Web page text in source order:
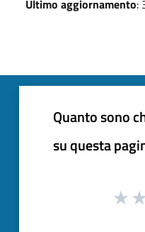
Ultimo aggiornamento:
Quanto sono
su questa